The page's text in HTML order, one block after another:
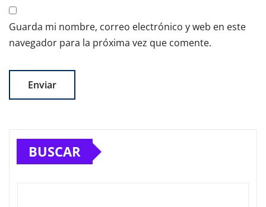
Guarda mi nombre, correo electrónico y web en este
navegador para la próxima vez que comente.
BUSCAR